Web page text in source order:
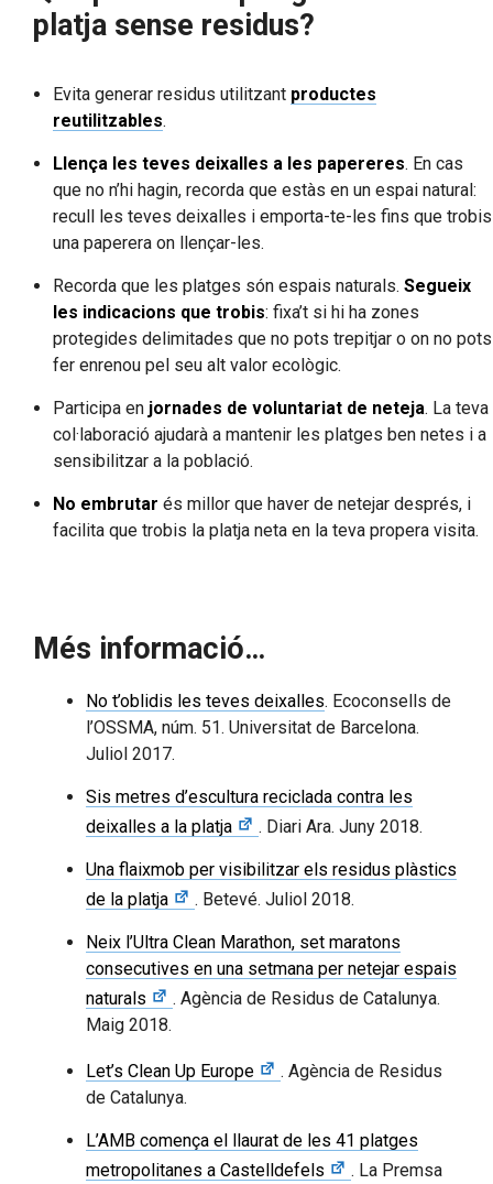
platja sense residus?
Evita generar residus utilitzant productes
reutilitzables.
Llença les teves deixalles a les papereres. En cas
que no n’hi hagin, recorda que estàs en un espai natural:
recull les teves deixalles i emporta-te-les fins que trobis
una paperera on llençar-les.
Recorda que les platges són espais naturals. Segueix
les indicacions que trobis: fixa’t si hi ha zones
protegides delimitades que no pots trepitjar o on no pots
fer enrenou pel seu alt valor ecològic.
Participa en jornades de voluntariat de neteja. La teva
col·laboració ajudarà a mantenir les platges ben netes i a
sensibilitzar a la població.
No embrutar és millor que haver de netejar després, i
facilita que trobis la platja neta en la teva propera visita.
Més informació…
No t’oblidis les teves deixalles. Ecoconsells de
l’OSSMA, núm. 51. Universitat de Barcelona.
Juliol 2017.
Sis metres d’escultura reciclada contra les
deixalles a la platja
. Diari Ara. Juny 2018.
Una flaixmob per visibilitzar els residus plàstics
de la platja
. Betevé. Juliol 2018.
Neix l’Ultra Clean Marathon, set maratons
consecutives en una setmana per netejar espais
naturals
. Agència de Residus de Catalunya.
Maig 2018.
Let’s Clean Up Europe
. Agència de Residus
de Catalunya.
L’AMB comença el llaurat de les 41 platges
metropolitanes a Castelldefels
. La Premsa